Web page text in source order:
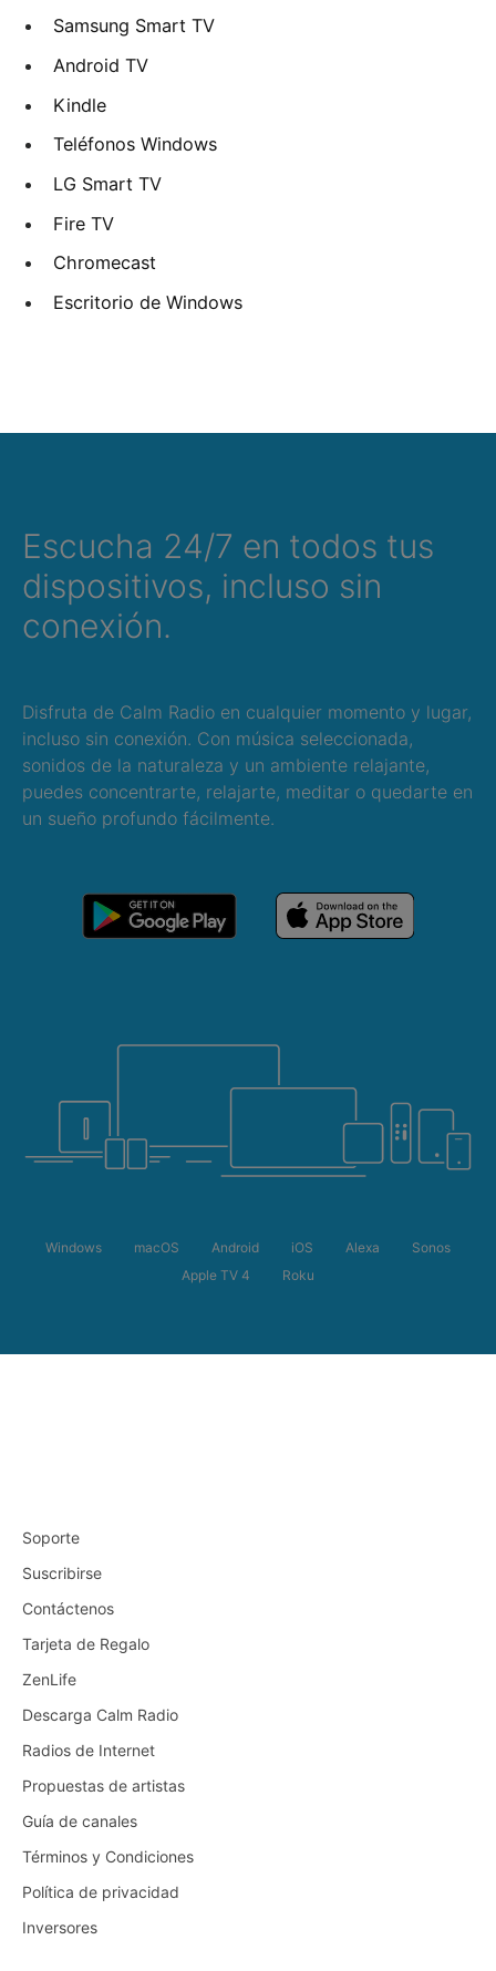
Samsung Smart TV
Android TV
Kindle
Teléfonos Windows
LG Smart TV
Fire TV
Chromecast
Escritorio de Windows
Escucha 24/7 en todos tus
dispositivos, incluso sin
conexión.
Disfruta de Calm Radio en cualquier momento y lugar,
incluso sin conexión. Con música seleccionada,
sonidos de la naturaleza y un ambiente relajante,
puedes concentrarte, relajarte, meditar o quedarte en
un sueño profundo fácilmente.
Windows macOS Android iOS Alexa
Sonos
Apple TV 4
Roku
Soporte
Suscribirse
Contáctenos
Tarjeta de Regalo
ZenLife
Descarga Calm Radio
Radios de Internet
Propuestas de artistas
Guía de canales
Términos y Condiciones
Política de privacidad
Inversores